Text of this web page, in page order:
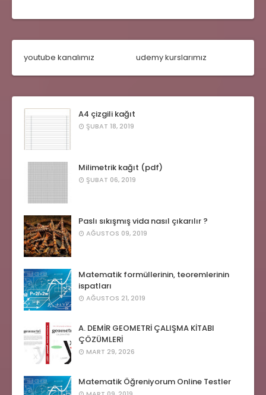
youtube kanalımız udemy kurslarımız
A4 çizgili kağıt
ŞUBAT 18, 2019
Milimetrik kağıt (pdf)
ŞUBAT 06, 2019
Paslı sıkışmış vida nasıl çıkarılır ?
AĞUSTOS 09, 2019
Matematik formüllerinin, teoremlerinin
ispatları
AĞUSTOS 21, 2019
A. DEMİR GEOMETRİ ÇALIŞMA KİTABI
ÇÖZÜMLERİ
MART 29, 2026
Matematik Öğreniyorum Online Testler